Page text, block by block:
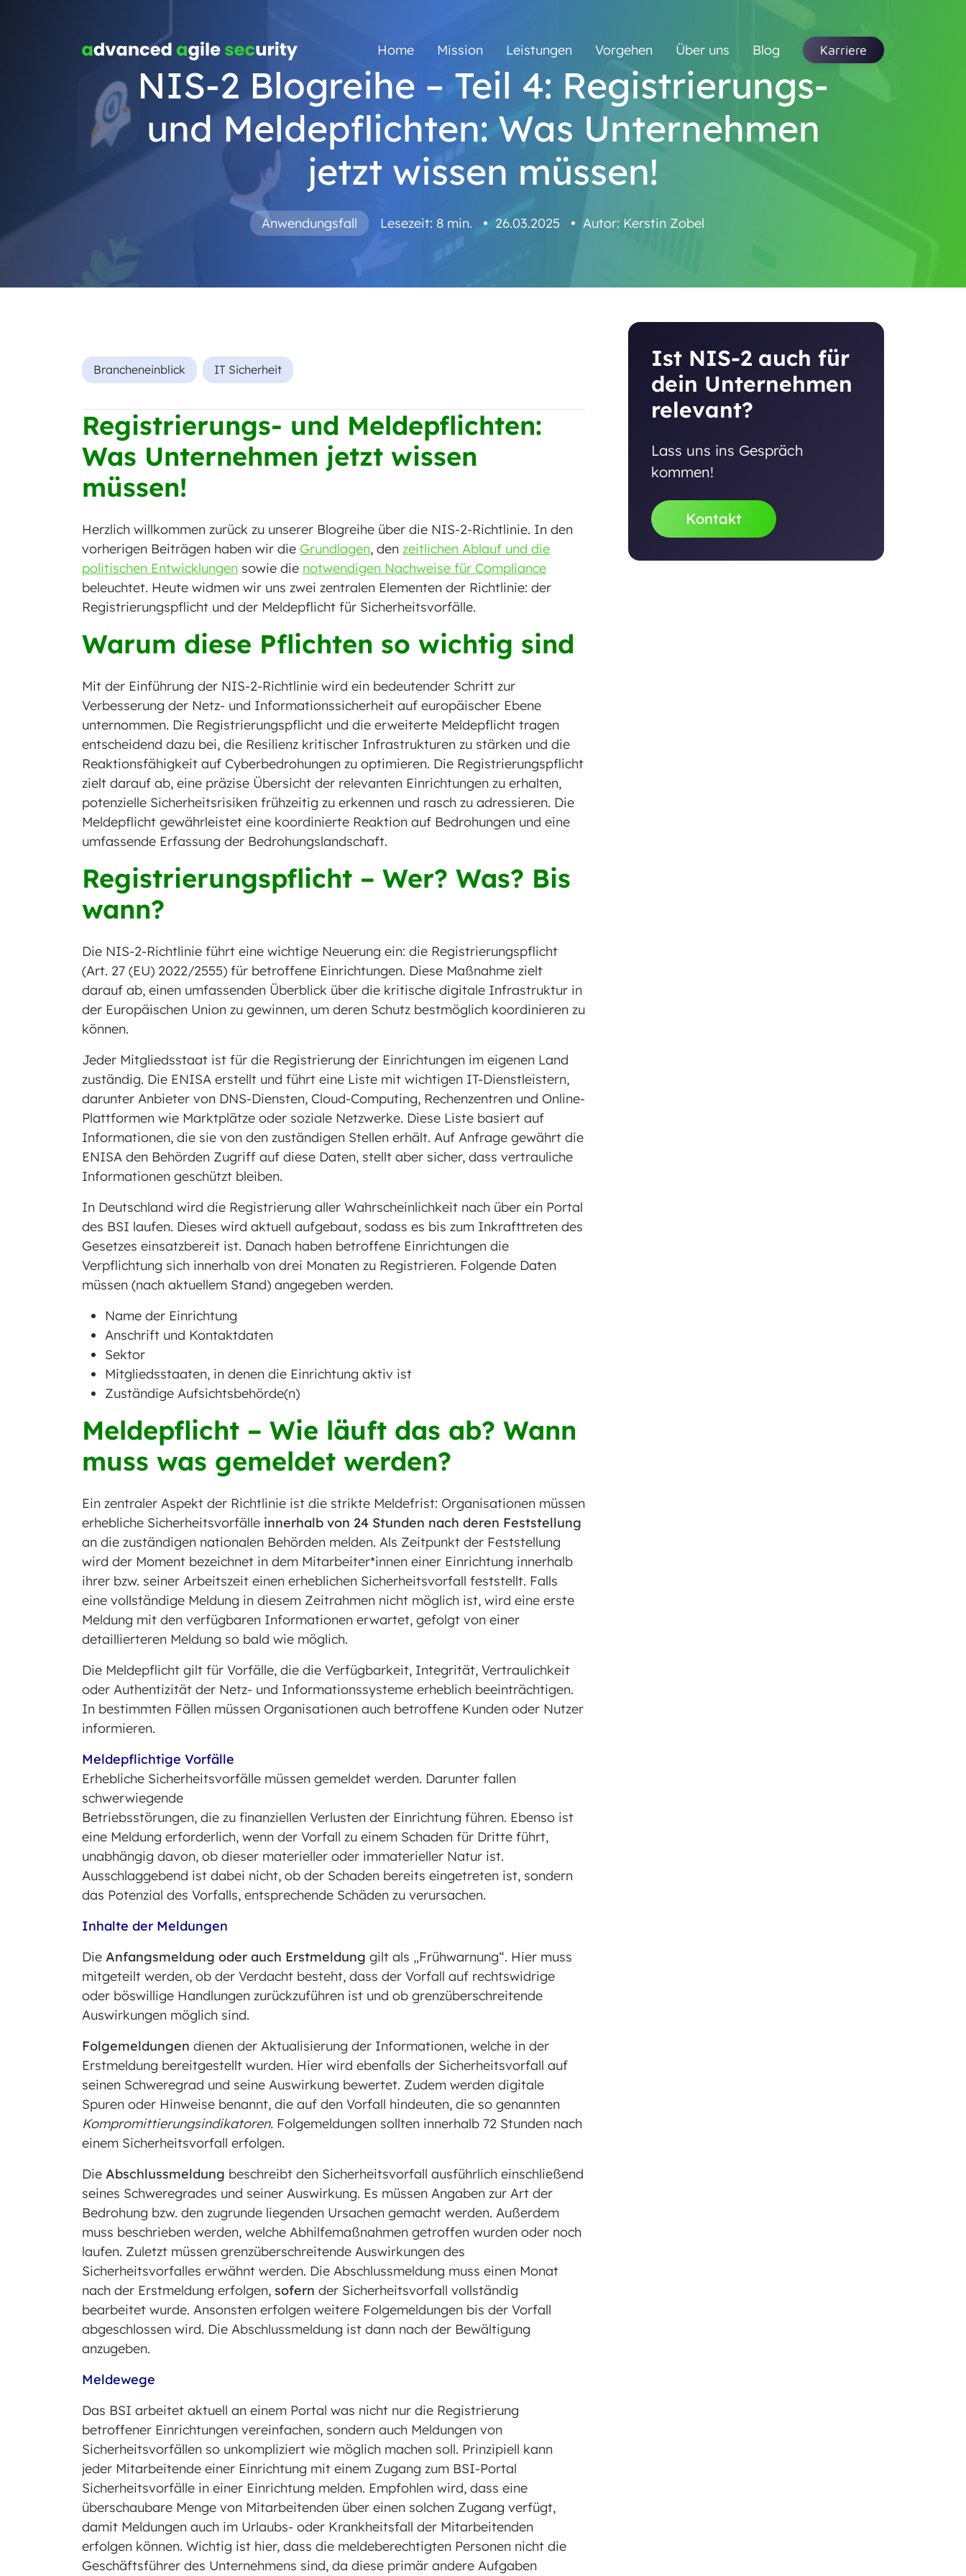
Home Mission Leistungen Vorgehen Über uns Blog Karriere
NIS-2 Blogreihe – Teil 4: Registrierungs-
und Meldepflichten: Was Unternehmen
jetzt wissen müssen!
Anwendungsfall Lesezeit: 8 min. 26.03.2025 Autor: Kerstin Zobel
Brancheneinblick IT Sicherheit
Registrierungs- und Meldepflichten:
Was Unternehmen jetzt wissen
müssen!
Herzlich willkommen zurück zu unserer Blogreihe über die NIS-2-Richtlinie. In den
vorherigen Beiträgen haben wir die Grundlagen, den zeitlichen Ablauf und die
politischen Entwicklungen sowie die notwendigen Nachweise für Compliance
beleuchtet. Heute widmen wir uns zwei zentralen Elementen der Richtlinie: der
Registrierungspflicht und der Meldepflicht für Sicherheitsvorfälle.
Warum diese Pflichten so wichtig sind
Mit der Einführung der NIS-2-Richtlinie wird ein bedeutender Schritt zur
Verbesserung der Netz- und Informationssicherheit auf europäischer Ebene
unternommen. Die Registrierungspflicht und die erweiterte Meldepflicht tragen
entscheidend dazu bei, die Resilienz kritischer Infrastrukturen zu stärken und die
Reaktionsfähigkeit auf Cyberbedrohungen zu optimieren. Die Registrierungspflicht
zielt darauf ab, eine präzise Übersicht der relevanten Einrichtungen zu erhalten,
potenzielle Sicherheitsrisiken frühzeitig zu erkennen und rasch zu adressieren. Die
Meldepflicht gewährleistet eine koordinierte Reaktion auf Bedrohungen und eine
umfassende Erfassung der Bedrohungslandschaft.
Registrierungspflicht – Wer? Was? Bis
wann?
Die NIS-2-Richtlinie führt eine wichtige Neuerung ein: die Registrierungspflicht
(Art. 27 (EU) 2022/2555) für betroffene Einrichtungen. Diese Maßnahme zielt
darauf ab, einen umfassenden Überblick über die kritische digitale Infrastruktur in
der Europäischen Union zu gewinnen, um deren Schutz bestmöglich koordinieren zu
können.
Jeder Mitgliedsstaat ist für die Registrierung der Einrichtungen im eigenen Land
zuständig. Die ENISA erstellt und führt eine Liste mit wichtigen IT-Dienstleistern,
darunter Anbieter von DNS-Diensten, Cloud-Computing, Rechenzentren und Online-
Plattformen wie Marktplätze oder soziale Netzwerke. Diese Liste basiert auf
Informationen, die sie von den zuständigen Stellen erhält. Auf Anfrage gewährt die
ENISA den Behörden Zugriff auf diese Daten, stellt aber sicher, dass vertrauliche
Informationen geschützt bleiben.
In Deutschland wird die Registrierung aller Wahrscheinlichkeit nach über ein Portal
des BSI laufen. Dieses wird aktuell aufgebaut, sodass es bis zum Inkrafttreten des
Gesetzes einsatzbereit ist. Danach haben betroffene Einrichtungen die
Verpflichtung sich innerhalb von drei Monaten zu Registrieren. Folgende Daten
müssen (nach aktuellem Stand) angegeben werden.
Name der Einrichtung
Anschrift und Kontaktdaten
Sektor
Mitgliedsstaaten, in denen die Einrichtung aktiv ist
Zuständige Aufsichtsbehörde(n)
Meldepflicht – Wie läuft das ab? Wann
muss was gemeldet werden?
Ein zentraler Aspekt der Richtlinie ist die strikte Meldefrist: Organisationen müssen
erhebliche Sicherheitsvorfälle innerhalb von 24 Stunden nach deren Feststellung
an die zuständigen nationalen Behörden melden. Als Zeitpunkt der Feststellung
wird der Moment bezeichnet in dem Mitarbeiter*innen einer Einrichtung innerhalb
ihrer bzw. seiner Arbeitszeit einen erheblichen Sicherheitsvorfall feststellt. Falls
eine vollständige Meldung in diesem Zeitrahmen nicht möglich ist, wird eine erste
Meldung mit den verfügbaren Informationen erwartet, gefolgt von einer
detaillierteren Meldung so bald wie möglich.
Die Meldepflicht gilt für Vorfälle, die die Verfügbarkeit, Integrität, Vertraulichkeit
oder Authentizität der Netz- und Informationssysteme erheblich beeinträchtigen.
In bestimmten Fällen müssen Organisationen auch betroffene Kunden oder Nutzer
informieren.
Meldepflichtige Vorfälle
Erhebliche Sicherheitsvorfälle müssen gemeldet werden. Darunter fallen
schwerwiegende
Betriebsstörungen, die zu finanziellen Verlusten der Einrichtung führen. Ebenso ist
eine Meldung erforderlich, wenn der Vorfall zu einem Schaden für Dritte führt,
unabhängig davon, ob dieser materieller oder immaterieller Natur ist.
Ausschlaggebend ist dabei nicht, ob der Schaden bereits eingetreten ist, sondern
das Potenzial des Vorfalls, entsprechende Schäden zu verursachen.
Inhalte der Meldungen
Die Anfangsmeldung oder auch Erstmeldung gilt als „Frühwarnung“. Hier muss
mitgeteilt werden, ob der Verdacht besteht, dass der Vorfall auf rechtswidrige
oder böswillige Handlungen zurückzuführen ist und ob grenzüberschreitende
Auswirkungen möglich sind.
Folgemeldungen dienen der Aktualisierung der Informationen, welche in der
Erstmeldung bereitgestellt wurden. Hier wird ebenfalls der Sicherheitsvorfall auf
seinen Schweregrad und seine Auswirkung bewertet. Zudem werden digitale
Spuren oder Hinweise benannt, die auf den Vorfall hindeuten, die so genannten
Kompromittierungsindikatoren. Folgemeldungen sollten innerhalb 72 Stunden nach
einem Sicherheitsvorfall erfolgen.
Die Abschlussmeldung beschreibt den Sicherheitsvorfall ausführlich einschließend
seines Schweregrades und seiner Auswirkung. Es müssen Angaben zur Art der
Bedrohung bzw. den zugrunde liegenden Ursachen gemacht werden. Außerdem
muss beschrieben werden, welche Abhilfemaßnahmen getroffen wurden oder noch
laufen. Zuletzt müssen grenzüberschreitende Auswirkungen des
Sicherheitsvorfalles erwähnt werden. Die Abschlussmeldung muss einen Monat
nach der Erstmeldung erfolgen, sofern der Sicherheitsvorfall vollständig
bearbeitet wurde. Ansonsten erfolgen weitere Folgemeldungen bis der Vorfall
abgeschlossen wird. Die Abschlussmeldung ist dann nach der Bewältigung
anzugeben.
Meldewege
Das BSI arbeitet aktuell an einem Portal was nicht nur die Registrierung
betroffener Einrichtungen vereinfachen, sondern auch Meldungen von
Sicherheitsvorfällen so unkompliziert wie möglich machen soll. Prinzipiell kann
jeder Mitarbeitende einer Einrichtung mit einem Zugang zum BSI-Portal
Sicherheitsvorfälle in einer Einrichtung melden. Empfohlen wird, dass eine
überschaubare Menge von Mitarbeitenden über einen solchen Zugang verfügt,
damit Meldungen auch im Urlaubs- oder Krankheitsfall der Mitarbeitenden
erfolgen können. Wichtig ist hier, dass die meldeberechtigten Personen nicht die
Geschäftsführer des Unternehmens sind, da diese primär andere Aufgaben
Ist NIS-2 auch für
dein Unternehmen
relevant?
Lass uns ins Gespräch
kommen!
Kontakt